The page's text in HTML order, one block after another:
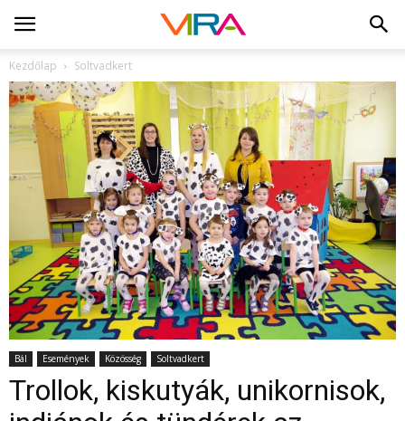
Kezdőlap Soltvadkert
Bál Események Közösség Soltvadkert
Trollok, kiskutyák, unikornisok,